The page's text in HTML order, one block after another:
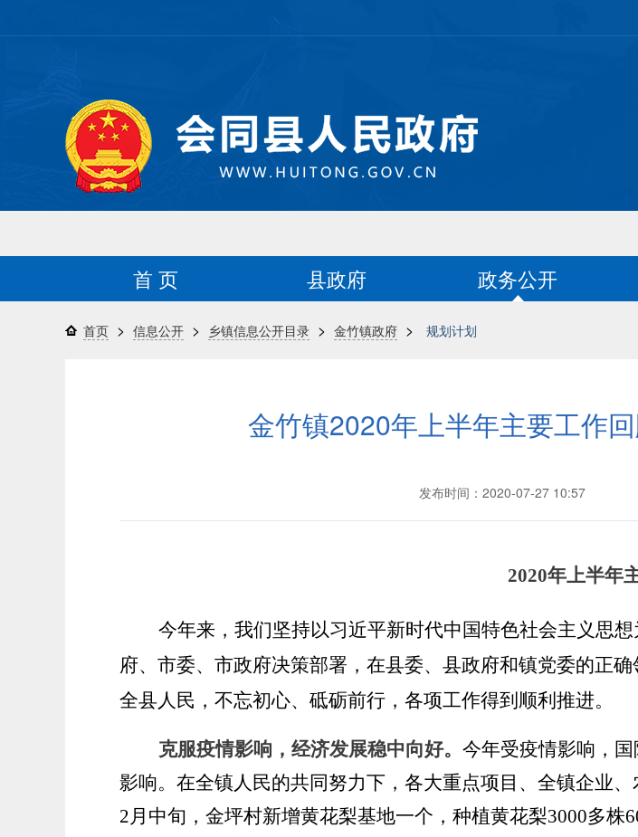
首 页 县政府 政务公开
首页 > 信息公开 > 乡镇信息公开目录 > 金竹镇政府 > 规划计划
金竹镇2020年上半年主要工作
发布时间：2020-07-27 10:57
2020年上半年
今年来，我们坚持以习近平新时代中国特色社会主义思
府、市委、市政府决策部署，在县委、 县政府和镇党委的正确
全县人民，不忘初心、砥砺前行 ，各项工作得到顺利推进。
克服疫情影响，经济发展稳中向好。 今年受疫情影响，
影响。在全镇人民的共同努力下，各大重点项目、全镇企业
2月中旬，金坪村新增黄花梨基地一个，种植黄花梨3000多